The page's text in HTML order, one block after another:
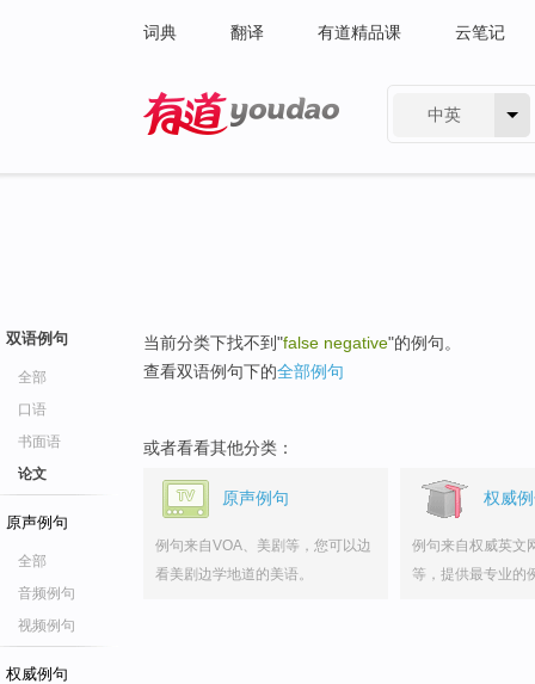
词典 翻译 有道精品课 云笔记
中英
双语例句
全部
口语
书面语
论文
原声例句
全部
音频例句
视频例句
权威例句
当前分类下找不到"false negative"的例句。
查看双语例句下的全部例句
或者看看其他分类：
原声例句
例句来自VOA、美剧等，您可以边
看美剧边学地道的美语。
权威
例句来自权威英文
等，提供最专业的